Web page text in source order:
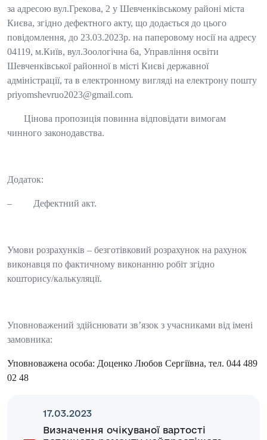
за адресою вул.Грекова, 2 у Шевченківському районі міста
Києва, згідно дефектного акту, що додається до цього
повідомлення, до 23.03.2023р. на паперовому носії на адресу
04119, м.Київ, вул.Зоологічна 6а, Управління освіти
Шевченківської районної в місті Києві державної
адміністрації, та в електронному вигляді на електрону пошту
priyomshevruo2023@gmail.com.
Цінова пропозиція повинна відповідати вимогам
чинного законодавства.
Додаток:
– Дефектний акт.
Умови розрахунків – безготівковий розрахунок на рахунок
виконавця по фактичному виконанню робіт згідно
кошторису/калькуляції.
Уповноважений здійснювати зв’язок з учасниками від імені
замовника:
Уповноважена особа: Доценко Любов Сергіївна, тел. 044 489
02 48
17.03.2023
Визначення очікуваної вартості